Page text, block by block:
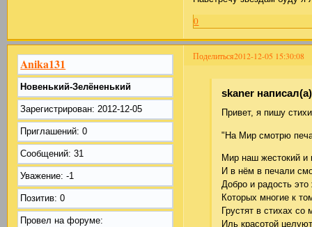
0
Поделиться2012-12-05 15:30:08
Anika131
Новенький-Зелёненький
Зарегистрирован: 2012-12-05
Приглашений: 0
Сообщений: 31
Уважение: -1
Позитив: 0
Провел на форуме:
skaner
Привет, я пишу
"На Мир смотрю
Мир наш жестокий
И в нём в печали
Добро и радость
Которых многие к
Грустят в стихах со
Иль красотой